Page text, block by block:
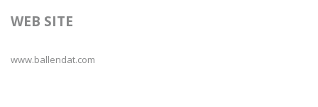
WEB SITE
www.ballendat.com